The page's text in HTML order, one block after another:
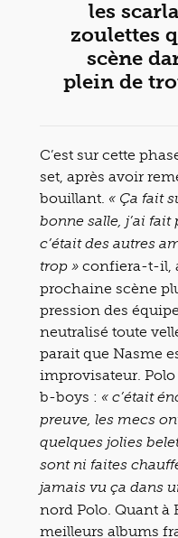
les
zoulettes
scène
plein de
C’est sur cette
set, après avoir
bouillant. « Ça fait
bonne salle, j’ai
c’était des autres
trop » confiera-t-il,
prochaine scène
pression des
neutralisé toute
parait que Nasme
improvisateur. Polo
b-boys : « c’était
preuve, les mecs
quelques jolies
sont ni faites
jamais vu ça dans
nord Polo. Quant à
meilleurs albums